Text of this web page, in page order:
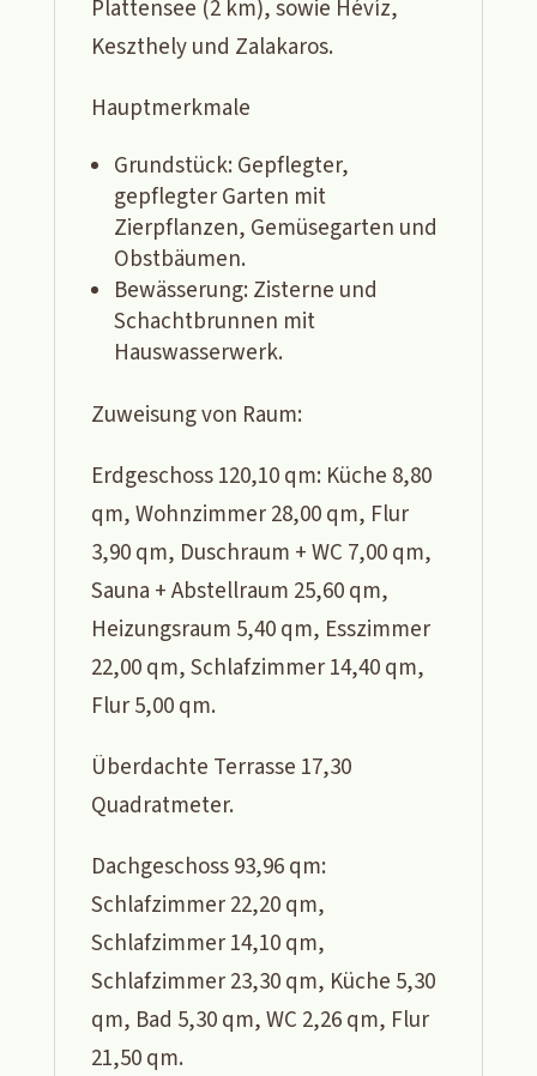
Plattensee (2 km), sowie Hévíz,
Keszthely und Zalakaros.
Hauptmerkmale
Grundstück: Gepflegter,
gepflegter Garten mit
Zierpflanzen, Gemüsegarten und
Obstbäumen.
Bewässerung: Zisterne und
Schachtbrunnen mit
Hauswasserwerk.
Zuweisung von Raum:
Erdgeschoss 120,10 qm: Küche 8,80
qm, Wohnzimmer 28,00 qm, Flur
3,90 qm, Duschraum + WC 7,00 qm,
Sauna + Abstellraum 25,60 qm,
Heizungsraum 5,40 qm, Esszimmer
22,00 qm, Schlafzimmer 14,40 qm,
Flur 5,00 qm.
Überdachte Terrasse 17,30
Quadratmeter.
Dachgeschoss 93,96 qm:
Schlafzimmer 22,20 qm,
Schlafzimmer 14,10 qm,
Schlafzimmer 23,30 qm, Küche 5,30
qm, Bad 5,30 qm, WC 2,26 qm, Flur
21,50 qm.